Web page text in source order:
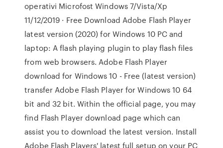
operativi Microfost Windows 7/Vista/Xp
11/12/2019 · Free Download Adobe Flash Player
latest version (2020) for Windows 10 PC and
laptop: A flash playing plugin to play flash files
from web browsers. Adobe Flash Player
download for Windows 10 - Free (latest version)
transfer Adobe Flash Player for Windows 10 64
bit and 32 bit. Within the official page, you may
find Flash Player download page which can
assist you to download the latest version. Install
Adobe Flash Players' latest full setup on your PC